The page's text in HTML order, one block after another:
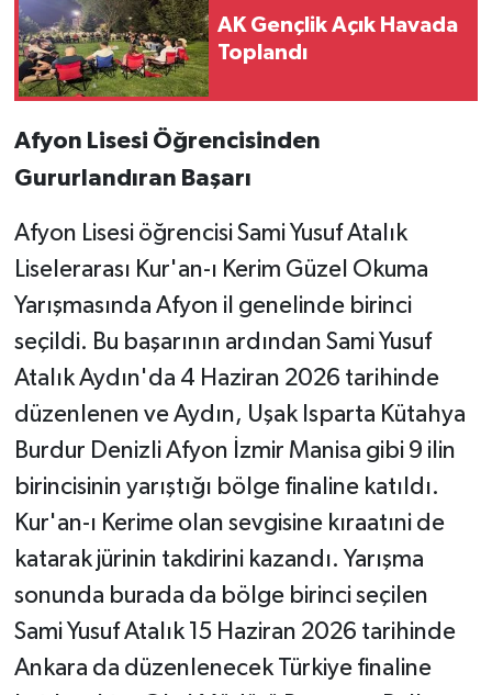
AK Gençlik Açık Havada
Toplandı
Afyon Lisesi Öğrencisinden
Gururlandıran Başarı
Afyon Lisesi öğrencisi Sami Yusuf Atalık
Liselerarası Kur'an-ı Kerim Güzel Okuma
Yarışmasında Afyon il genelinde birinci
seçildi. Bu başarının ardından Sami Yusuf
Atalık Aydın'da 4 Haziran 2026 tarihinde
düzenlenen ve Aydın, Uşak Isparta Kütahya
Burdur Denizli Afyon İzmir Manisa gibi 9 ilin
birincisinin yarıştığı bölge finaline katıldı.
Kur'an-ı Kerime olan sevgisine kıraatıni de
katarak jürinin takdirini kazandı. Yarışma
sonunda burada da bölge birinci seçilen
Sami Yusuf Atalık 15 Haziran 2026 tarihinde
Ankara da düzenlenecek Türkiye finaline